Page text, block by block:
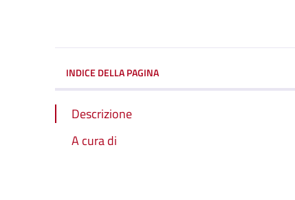
INDICE DELLA PAGINA
Descrizione
A cura di